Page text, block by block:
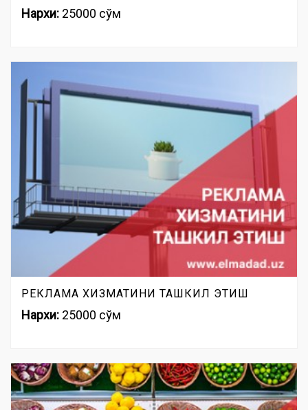
Нархи: 25000 сўм
РЕКЛАМА ХИЗМАТИНИ ТАШКИЛ ЭТИШ
Нархи: 25000 сўм